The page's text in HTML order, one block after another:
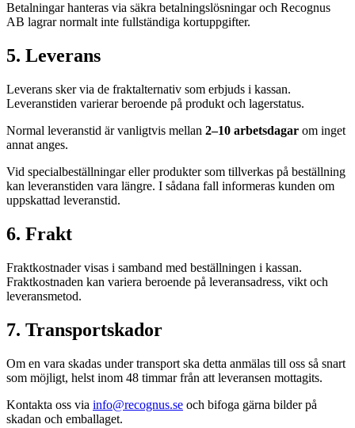
Betalningar hanteras via säkra betalningslösningar och Recognus
AB lagrar normalt inte fullständiga kortuppgifter.
5. Leverans
Leverans sker via de fraktalternativ som erbjuds i kassan.
Leveranstiden varierar beroende på produkt och lagerstatus.
Normal leveranstid är vanligtvis mellan 2–10 arbetsdagar om inget
annat anges.
Vid specialbeställningar eller produkter som tillverkas på beställning
kan leveranstiden vara längre. I sådana fall informeras kunden om
uppskattad leveranstid.
6. Frakt
Fraktkostnader visas i samband med beställningen i kassan.
Fraktkostnaden kan variera beroende på leveransadress, vikt och
leveransmetod.
7. Transportskador
Om en vara skadas under transport ska detta anmälas till oss så snart
som möjligt, helst inom 48 timmar från att leveransen mottagits.
Kontakta oss via info@recognus.se och bifoga gärna bilder på
skadan och emballaget.